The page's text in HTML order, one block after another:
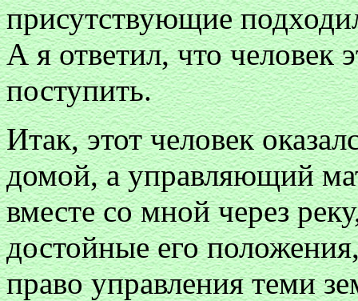
присутствующие
А я ответил, что человек
поступить.
Итак, этот человек
домой, а управляющий
вместе со мной через
достойные его
право управления теми